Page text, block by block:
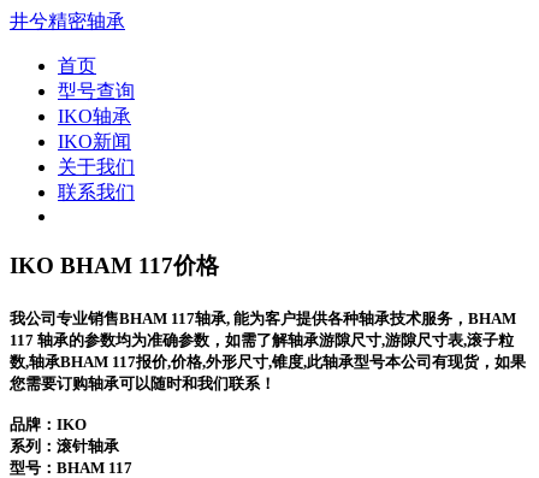
井兮精密轴承
首页
型号查询
IKO轴承
IKO新闻
关于我们
联系我们
IKO BHAM 117价格
我公司专业销售BHAM 117轴承, 能为客户提供各种轴承技术服务，BHAM
117 轴承的参数均为准确参数，如需了解轴承游隙尺寸,游隙尺寸表,滚子粒
数,轴承BHAM 117报价,价格,外形尺寸,锥度,此轴承型号本公司有现货，如果
您需要订购轴承可以随时和我们联系！
品牌：IKO
系列：滚针轴承
型号： BHAM 117